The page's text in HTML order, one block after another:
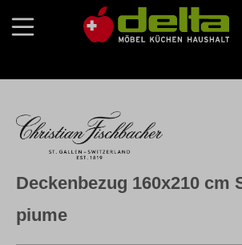
Zum Hauptinhalt springen
Deckenbezug 160x210 cm
piume